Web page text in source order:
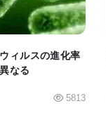
を用いたワク
ある｣と述べて
クチンは、ポ
んなど人間の
ィルスの進化率
なる
5813